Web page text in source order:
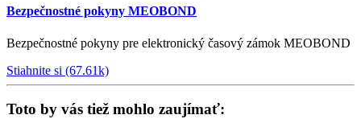
Bezpečnostné pokyny MEOBOND
Bezpečnostné pokyny pre elektronický časový zámok MEOBOND
Stiahnite si (67.61k)
Toto by vás tiež mohlo zaujímať: